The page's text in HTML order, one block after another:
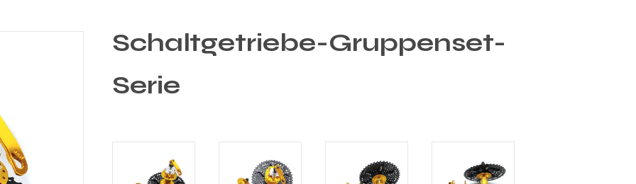
Schaltgetriebe-Gruppenset-
Serie